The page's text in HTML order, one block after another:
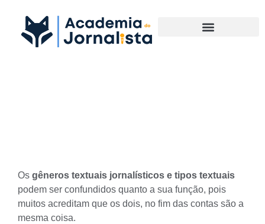
Os gêneros textuais jornalísticos e tipos textuais
podem ser confundidos quanto a sua função, pois
muitos acreditam que os dois, no fim das contas são a
mesma coisa.